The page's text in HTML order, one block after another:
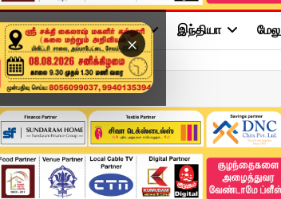
×
அரசியல் விளையாட்டு இந்தியா